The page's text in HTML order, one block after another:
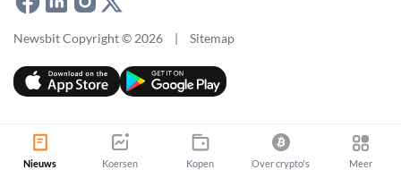
Newsbit Copyright © 2026 | Sitemap
Nieuws Koersen Kopen Over crypto's Meer